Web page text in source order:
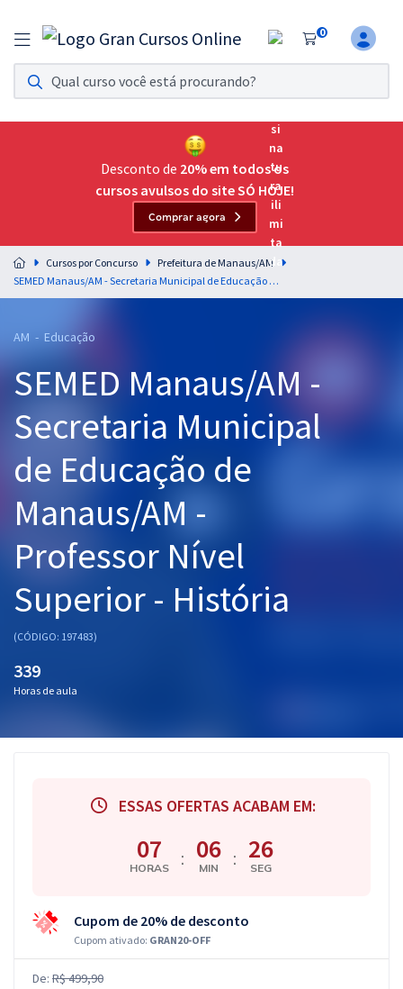
0
Assinatura Ilimitada 11
Acesso a todos os cursos. Teste grátis por 7 dias!
Assinatura OAB Até Passar
Acesso ilimitado a toda preparação para o Exame da
Residências Multiprofissionais
Preparação completa e intensiva para as principais
residências em saúde do Brasil
Cursos 20% OFF
Pós
Graduação
OAB
Mentorias
Questões grátis
Aprovados
Desconto de 20% em todos os
cursos avulsos do site SÓ HOJE!
Comprar agora
Cursos por Concurso
Prefeitura de Manaus/AM
SEMED Manaus/AM - Secretaria Municipal de Educação de Manaus/AM - Professor Nível Superior - História
AM - Educação
SEMED Manaus/AM -
Secretaria Municipal
de Educação de
Manaus/AM -
Professor Nível
Superior - História
(CÓDIGO: 197483)
339
Horas de aula
ESSAS OFERTAS ACABAM EM:
07
HORAS : 06
MIN : 25
SEG
Cupom de 20% de desconto
Cupom ativado: GRAN20-OFF
De: R$ 499,90